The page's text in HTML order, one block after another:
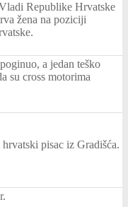
Republike Hrvatske
žena na poziciji
a jedan teško
su cross motorima
pisac iz Gradišća.